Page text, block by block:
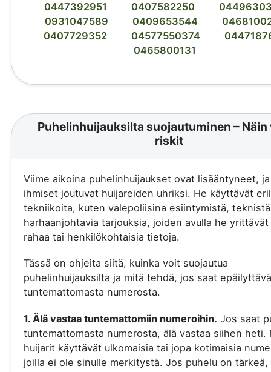
0447392951 0407582250
0931047589
0409653544
0407729352
04577550374
0465800131
Puhelinhuijauksilta suojautuminen – Näin
riskit
Viime aikoina puhelinhuijaukset ovat lisääntyneet,
ihmiset joutuvat huijareiden uhriksi. He käyttävät
tekniikoita, kuten valepoliisina esiintymistä,
harhaanjohtavia tarjouksia, joiden avulla he yrittävät
rahaa tai henkilökohtaisia tietoja.
Tässä on ohjeita siitä, kuinka voit suojautua
puhelinhuijauksilta ja mitä tehdä, jos saat
tuntemattomasta numerosta.
1. Älä vastaa tuntemattomiin numeroihin. Jos saat
tuntemattomasta numerosta, älä vastaa siihen heti.
huijarit käyttävät ulkomaisia tai jopa kotimaisia
joilla ei ole sinulle merkitystä. Jos puhelu on